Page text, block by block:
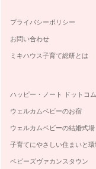
プライバシーポリシー
お問い合わせ
ミキハウス子育て総研とは
ハッピー・ノート ドットコム
ウェルカムベビーのお宿
ウェルカムベビーの結婚式場
子育てにやさしい住まいと環
ベビーズヴァカンスタウン